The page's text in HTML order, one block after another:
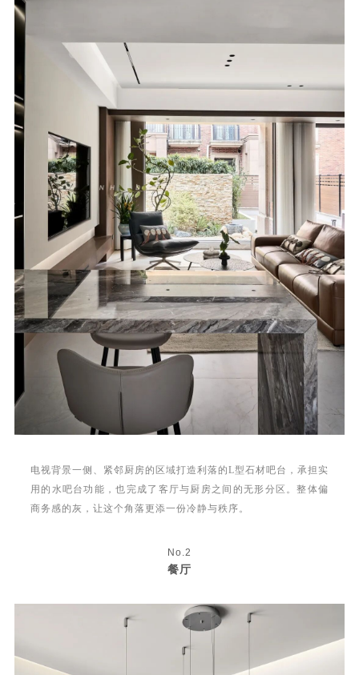
电视背景一侧、紧邻厨房的区域打造利落的L型石材吧台，承担实
用的水吧台功能，也完成了客厅与厨房之间的无形分区。整体偏
商务感的灰，让这个角落更添一份冷静与秩序。
No.2
餐厅